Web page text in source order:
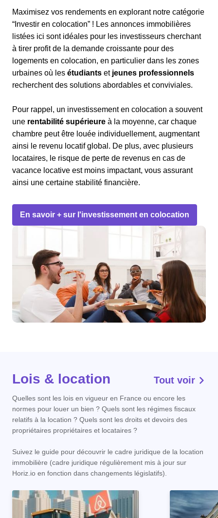
Maximisez vos rendements en explorant notre catégorie
“Investir en colocation” ! Les annonces immobilières
listées ici sont idéales pour les investisseurs cherchant
à tirer profit de la demande croissante pour des
logements en colocation, en particulier dans les zones
urbaines où les étudiants et jeunes professionnels
recherchent des solutions abordables et conviviales.
Pour rappel, un investissement en colocation a souvent
une rentabilité supérieure à la moyenne, car chaque
chambre peut être louée individuellement, augmentant
ainsi le revenu locatif global. De plus, avec plusieurs
locataires, le risque de perte de revenus en cas de
vacance locative est moins impactant, vous assurant
ainsi une certaine stabilité financière.
En savoir + sur l'investissement en colocation
Lois & location Tout voir
Quelles sont les lois en vigueur en France ou encore les
normes pour louer un bien ? Quels sont les régimes fiscaux
relatifs à la location ? Quels sont les droits et devoirs des
propriétaires propriétaires et locataires ?
Suivez le guide pour découvrir le cadre juridique de la location
immobilière (cadre juridique régulièrement mis à jour sur
Horiz.io en fonction dans changements législatifs).